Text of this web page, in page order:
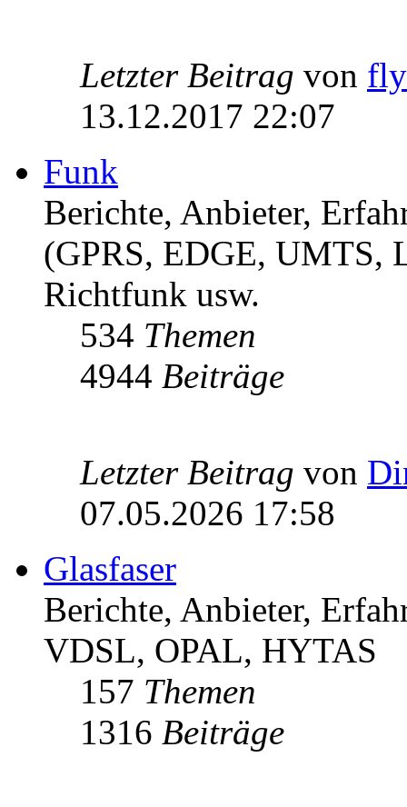
Letzter Beitrag von
13.12.2017 22:07
Funk
Berichte, Anbieter,
(GPRS, EDGE,
Richtfunk usw.
534 Themen
4944 Beiträge
Letzter Beitrag von
07.05.2026 17:58
Glasfaser
Berichte, Anbieter,
VDSL, OPAL, HYTAS
157 Themen
1316 Beiträge